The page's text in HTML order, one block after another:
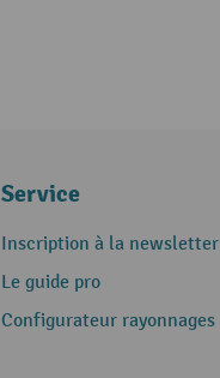
Service
Inscription à la newsletter
Le guide pro
Configurateur rayonnages